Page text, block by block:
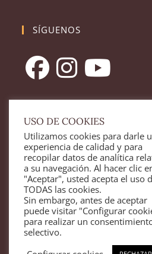
SÍGUENOS
LEGAL
Aviso legal
Política de Privacidad
Política de Cookies
USO DE COOKIES
Utilizamos cookies para darle
experiencia de calidad y para
recopilar datos de analítica
a su navegación. Al hacer clic
"Aceptar", usted acepta el uso
TODAS las cookies.
Sin embargo, antes de aceptar
puede visitar "Configurar
para realizar un
selectivo.